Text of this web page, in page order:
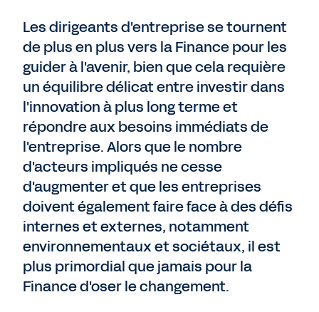
Les dirigeants d'entreprise se tournent
de plus en plus vers la Finance pour les
guider à l'avenir, bien que cela requière
un équilibre délicat entre investir dans
l'innovation à plus long terme et
répondre aux besoins immédiats de
l'entreprise. Alors que le nombre
d'acteurs impliqués ne cesse
d'augmenter et que les entreprises
doivent également faire face à des défis
internes et externes, notamment
environnementaux et sociétaux, il est
plus primordial que jamais pour la
Finance d'oser le changement.